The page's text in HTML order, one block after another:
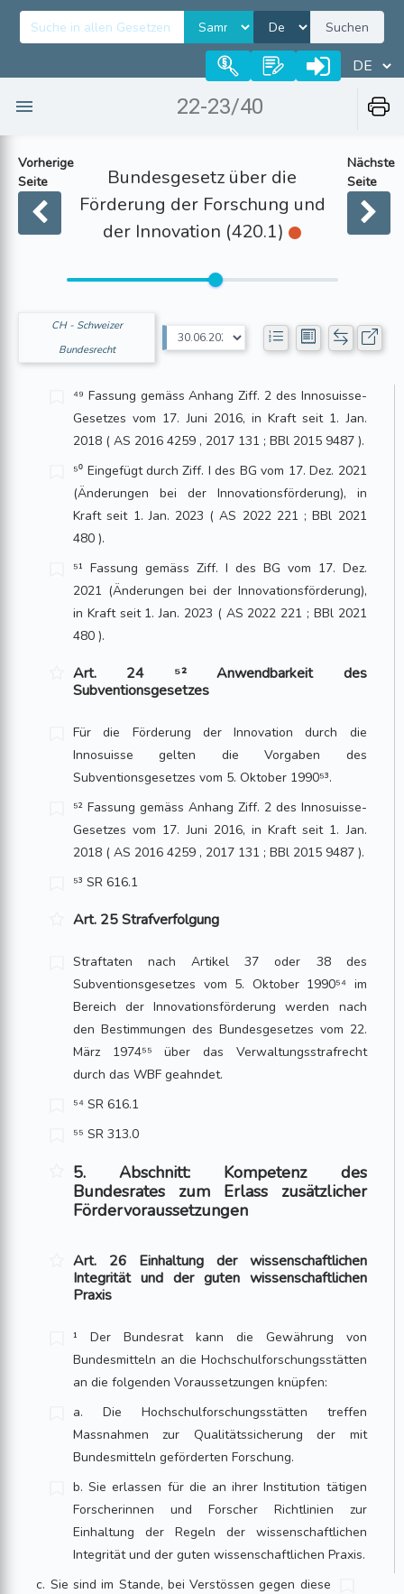
Suchen
22-23/40
Vorherige
Seite
Bundesgesetz über die
Förderung der Forschung und
der Innovation (420.1)
Nächste
Seite
CH - Schweizer
Bundesrecht
⁴⁹ Fassung gemäss Anhang Ziff. 2 des Innosuisse-
Gesetzes vom 17. Juni 2016, in Kraft seit 1. Jan.
2018 ( AS 2016 4259 , 2017 131 ; BBl 2015 9487 ).
⁵⁰ Eingefügt durch Ziff. I des BG vom 17. Dez. 2021
(Änderungen bei der Innovationsförderung), in
Kraft seit 1. Jan. 2023 ( AS 2022 221 ; BBl 2021
480 ).
⁵¹ Fassung gemäss Ziff. I des BG vom 17. Dez.
2021 (Änderungen bei der Innovationsförderung),
in Kraft seit 1. Jan. 2023 ( AS 2022 221 ; BBl 2021
480 ).
Art. 24 ⁵² Anwendbarkeit des
Subventionsgesetzes
Für die Förderung der Innovation durch die
Innosuisse gelten die Vorgaben des
Subventionsgesetzes vom 5. Oktober 1990⁵³.
⁵² Fassung gemäss Anhang Ziff. 2 des Innosuisse-
Gesetzes vom 17. Juni 2016, in Kraft seit 1. Jan.
2018 ( AS 2016 4259 , 2017 131 ; BBl 2015 9487 ).
⁵³ SR 616.1
Art. 25 Strafverfolgung
Straftaten nach Artikel 37 oder 38 des
Subventionsgesetzes vom 5. Oktober 1990⁵⁴ im
Bereich der Innovationsförderung werden nach
den Bestimmungen des Bundesgesetzes vom 22.
März 1974⁵⁵ über das Verwaltungsstrafrecht
durch das WBF geahndet.
⁵⁴ SR 616.1
⁵⁵ SR 313.0
5. Abschnitt: Kompetenz des
Bundesrates zum Erlass zusätzlicher
Fördervoraussetzungen
Art. 26 Einhaltung der wissenschaftlichen
Integrität und der guten wissenschaftlichen
Praxis
¹ Der Bundesrat kann die Gewährung von
Bundesmitteln an die Hochschulforschungsstätten
an die folgenden Voraussetzungen knüpfen:
a. Die Hochschulforschungsstätten treffen
Massnahmen zur Qualitätssicherung der mit
Bundesmitteln geförderten Forschung.
b. Sie erlassen für die an ihrer Institution tätigen
Forscherinnen und Forscher Richtlinien zur
Einhaltung der Regeln der wissenschaftlichen
Integrität und der guten wissenschaftlichen Praxis.
c. Sie sind im Stande, bei Verstössen gegen diese